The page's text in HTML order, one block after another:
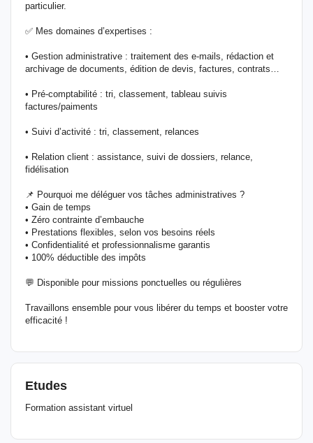
particulier.
✅ Mes domaines d’expertises :
• Gestion administrative : traitement des e-mails, rédaction et
archivage de documents, édition de devis, factures, contrats…
• Pré-comptabilité : tri, classement, tableau suivis
factures/paiments
• Suivi d’activité : tri, classement, relances
• Relation client : assistance, suivi de dossiers, relance,
fidélisation
📌 Pourquoi me déléguer vos tâches administratives ?
• Gain de temps
• Zéro contrainte d’embauche
• Prestations flexibles, selon vos besoins réels
• Confidentialité et professionnalisme garantis
• 100% déductible des impôts
💬 Disponible pour missions ponctuelles ou régulières
Travaillons ensemble pour vous libérer du temps et booster votre
efficacité !
Etudes
Formation assistant virtuel